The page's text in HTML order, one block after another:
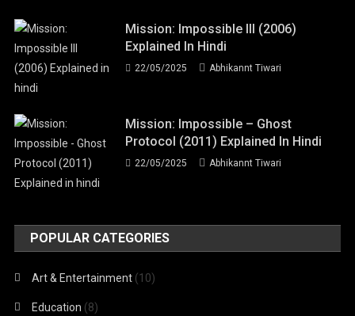
Mission: Impossible III (2006)
Explained In Hindi
22/05/2025 Abhikannt Tiwari
Mission: Impossible – Ghost
Protocol (2011) Explained In Hindi
22/05/2025 Abhikannt Tiwari
POPULAR CATEGORIES
Art & Entertainment (10)
Education (8)